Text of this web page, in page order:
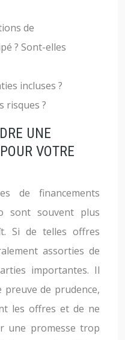
de
? Sont-elles
incluses ?
risques ?
UNE
VOTRE
de financements
sont souvent plus
Si de telles offres
assorties de
importantes. Il
de prudence,
les offres et de ne
une promesse trop